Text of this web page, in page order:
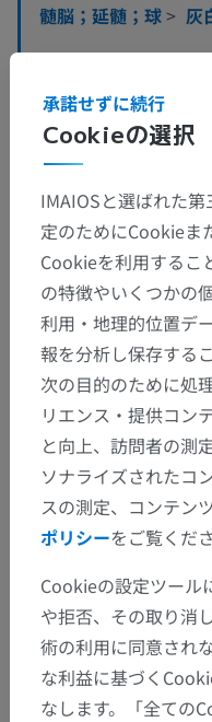
髄脳；延髄；球> 灰
せん
人体神経解剖学
翻訳
間違いを発見しまし
修正や翻訳、内容の
ぞお知らせください
アプリを入手
Cookieの選択
承諾せずに続行
IMAIOSと選ばれた
定のためにCookieま
Cookieを利用するこ
の特徴やいくつかの
利用・地理的位置デ
報を分析し保存する
次の目的のために処
リエンス・提供コン
と向上、訪問者の測
ソナライズされたコ
スの測定、コンテン
ポリシーをご覧くだ
Cookieの設定ツール
や拒否、その取り消
術の利用に同意され
な利益に基づく
なします。「全ての